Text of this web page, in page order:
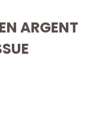
ARGENT